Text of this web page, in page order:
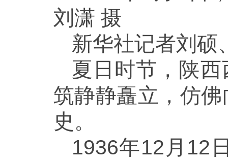
刘潇 摄
新华社记者刘硕
夏日时节，陕
筑静静矗立，仿
史。
1936年12月12